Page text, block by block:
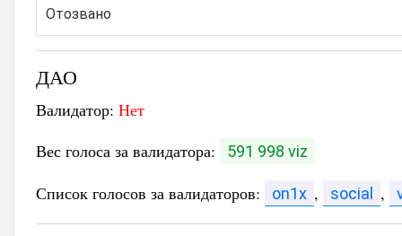
Отозвано
ДАО
Валидатор: Нет
Вес голоса за валидатора:
591 998 viz
Список голосов за валидаторов: on1x , social ,